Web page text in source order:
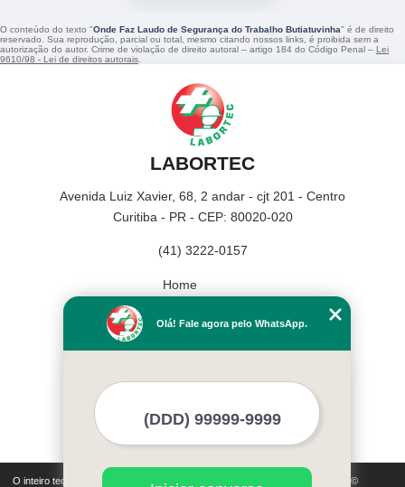
O conteúdo do texto "Onde Faz Laudo de Segurança do Trabalho Butiatuvinha" é de direito
reservado. Sua reprodução, parcial ou total, mesmo citando nossos links, é proibida sem a
autorização do autor. Crime de violação de direito autoral – artigo 184 do Código Penal – Lei
9610/98 - Lei de direitos autorais
LABORTEC
Avenida Luiz Xavier, 68, 2 andar - cjt 201 - Centro
Curitiba - PR - CEP: 80020-020
(41) 3222-0157
Home
Missão
Serviços
Mais Serviços
O inteiro teor deste site está sujeito à proteção de direitos autorais. Copyright©
Olá! Fale agora pelo WhatsApp.